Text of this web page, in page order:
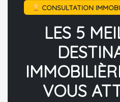
CONSULTATION
LES 5
VOUS